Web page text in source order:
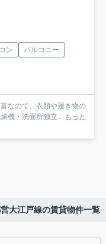
ン
バルコニー
なので、衣類や履き物の
機・洗面所独立... もっと
大江戸線の賃貸物件一覧